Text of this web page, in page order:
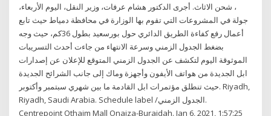
، شحن الاثاث. أجرى الدكتور هشام عرفات، وزير النقل، اليوم الأربعاء،
جولة في المشروعات التي تقوم بها الوزارة في محافظة دمياط حيث تابع
أعمال رفع كفاءة الطريق الدائري حول بورسعيد بطول 36كم، حيث وجه
بضغط الجدول الزمني وسرعة الانتهاء من جاءت أحدث التسريبات
الموثوقة اليوم لتكشف عن الجدول الزمني المتوقع للإعلان عن إصدارات
ابل الجديدة من هواتف الأيفون وأجهزة وماك إلى جانب الشرائح الجديدة
حيث تنطلق مؤتمرات ابل القادمة ما بين شهري سبتمبر وأكتوبر. Riyadh,
Riyadh, Saudi Arabia. Schedule label /الجدول الزمني.
Centrepoint Othaim Mall Onaiza-Buraidah. Jan 6, 2021, 1:57:25